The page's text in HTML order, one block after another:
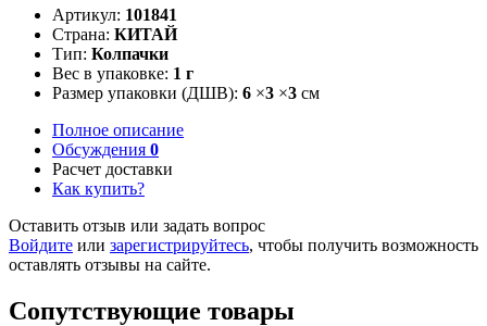
Артикул: 101841
Страна: КИТАЙ
Тип: Колпачки
Вес в упаковке: 1 г
Размер упаковки (ДШВ): 6 ×3 ×3 см
Полное описание
Обсуждения 0
Расчет доставки
Как купить?
Оставить отзыв или задать вопрос
Войдите или зарегистрируйтесь, чтобы получить возможность
оставлять отзывы на сайте.
Сопутствующие товары